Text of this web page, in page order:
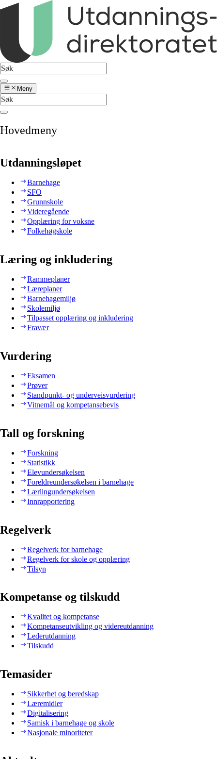
Meny
Hovedmeny
Utdanningsløpet
Barnehage
SFO
Grunnskole
Videregående
Opplæring for voksne
Folkehøgskole
Læring og inkludering
Rammeplaner
Læreplaner
Barnehagemiljø
Skolemiljø
Tilpasset opplæring og inkludering
Fravær
Vurdering
Eksamen
Prøver
Standpunkt- og underveisvurdering
Vitnemål og kompetansebevis
Tall og forskning
Forskning
Statistikk
Elevundersøkelsen
Foreldreundersøkelsen i barnehage
Lærlingundersøkelsen
Innrapportering
Regelverk
Regelverk for barnehage
Regelverk for skole og opplæring
Tilsyn
Kompetanse og tilskudd
Kvalitet og kompetanse
Kompetanseutvikling og videreutdanning
Lederutdanning
Tilskudd
Temasider
Sikkerhet og beredskap
Læremidler
Digitalisering
Samisk i barnehage og skole
Nasjonale minoriteter